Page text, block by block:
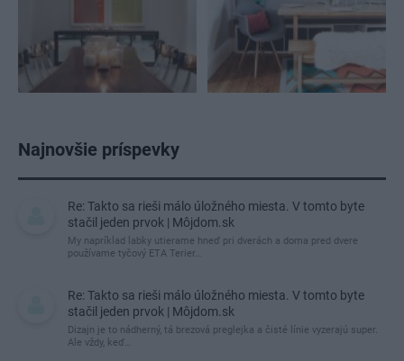
Najnovšie príspevky
Re: Takto sa rieši málo úložného miesta. V tomto byte
stačil jeden prvok | Môjdom.sk
My napríklad labky utierame hneď pri dverách a doma pred dvere
používame tyčový ETA Terier…
Re: Takto sa rieši málo úložného miesta. V tomto byte
stačil jeden prvok | Môjdom.sk
Dizajn je to nádherný, tá brezová preglejka a čisté línie vyzerajú super.
Ale vždy, keď…